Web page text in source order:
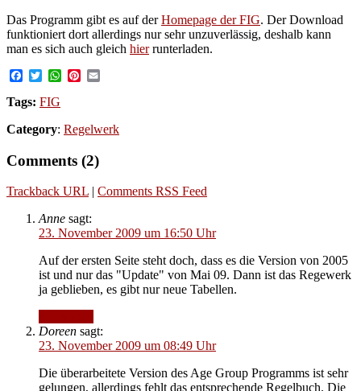
Das Programm gibt es auf derHomepage der FIG. Der Download
funktioniert dort allerdings nur sehr unzuverlässig, deshalb kann
man es sich auch gleich hierrunterladen.
Facebook
TwitterWhatsApp
Pinterest
Tags: FIG
Category: Regelwerk
Comments (2)
Trackback URL | Comments RSS Feed
Anne sagt:
23. November 2009 um 16:50 Uhr
Auf der ersten Seite steht doch, dass es die Version von 2005
ist und nur das "Update" von Mai 09. Dann ist das Regewerk
ja geblieben, es gibt nur neue Tabellen.
Doreen sagt:
23. November 2009 um 08:49 Uhr
Die überarbeitete Version des Age Group Programms ist sehr
gelungen, allerdings fehlt das entsprechende Regelbuch. Die